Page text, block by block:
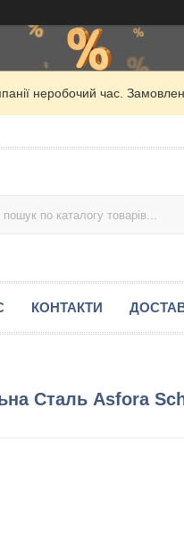
неробочий час.
КОНТАКТИ
Сталь Asfora